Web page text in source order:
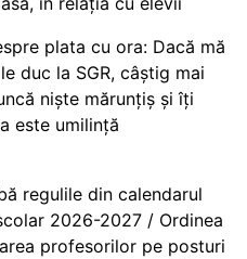
plata cu ora: Dacă mă
duc la SGR, câștig mai
niște mărunțiș și îți
este umilință
regulile din calendarul
2026-2027 / Ordinea
profesorilor pe posturi